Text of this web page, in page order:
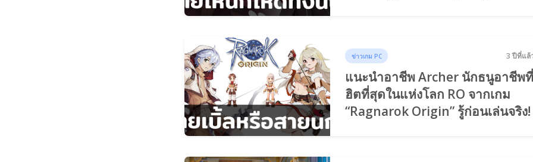
ข่าวเกม PC 3 ปีที่แล้
แนะนำอาชีพ Archer นักธนูอาชีพ
ฮิตที่สุดในแห่งโลก RO จากเกม
“Ragnarok Origin” รู้ก่อนเล่นจริง!